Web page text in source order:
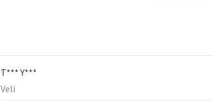
T*** Y***
Veli